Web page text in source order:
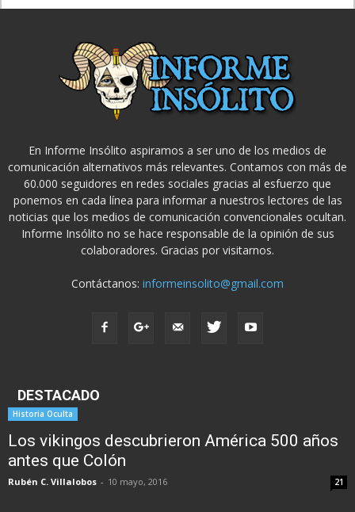
En Informe Insólito aspiramos a ser uno de los medios de
comunicación alternativos más relevantes. Contamos con más de
60.000 seguidores en redes sociales gracias al esfuerzo que
ponemos en cada línea para informar a nuestros lectores de las
noticias que los medios de comunicación convencionales ocultan.
Informe Insólito no se hace responsable de la opinión de sus
colaboradores. Gracias por visitarnos.
Contáctanos: informeinsolito@gmail.com
DESTACADO
Historia Oculta
Los vikingos descubrieron América 500 años
antes que Colón
Rubén C. Villalobos - 10 mayo, 2016 21